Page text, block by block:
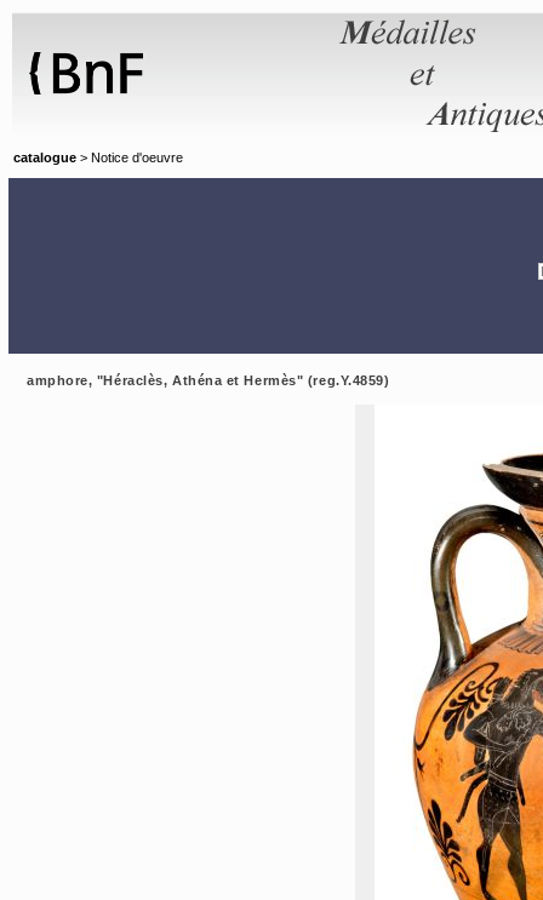
catalogue > Notice d'oeuvre
amphore, "Héraclès, Athéna et Hermès" (reg.Y.4859)